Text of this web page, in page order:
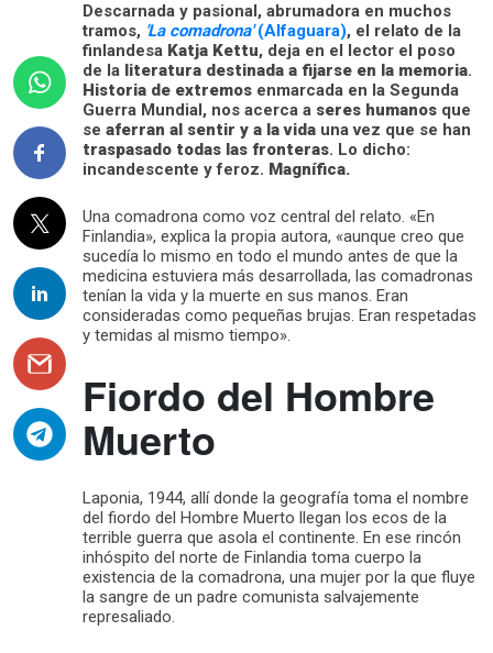
Descarnada y pasional, abrumadora en muchos
tramos, 'La comadrona'(Alfaguara), el relato de la
finlandesa Katja Kettu, deja en el lector el poso
de la literatura destinada a fijarse en la memoria.
Historia de extremos enmarcada en la Segunda
Guerra Mundial, nos acerca a seres humanos que
se aferran al sentir y a la vida una vez que se han
traspasado todas las fronteras. Lo dicho:
incandescente y feroz. Magnífica.
Una comadrona como voz central del relato. «En
Finlandia», explica la propia autora, «aunque creo que
sucedía lo mismo en todo el mundo antes de que la
medicina estuviera más desarrollada, las comadronas
tenían la vida y la muerte en sus manos. Eran
consideradas como pequeñas brujas. Eran respetadas
y temidas al mismo tiempo».
Fiordo del Hombre
Muerto
Laponia, 1944, allí donde la geografía toma el nombre
del fiordo del Hombre Muerto llegan los ecos de la
terrible guerra que asola el continente. En ese rincón
inhóspito del norte de Finlandia toma cuerpo la
existencia de la comadrona, una mujer por la que fluye
la sangre de un padre comunista salvajemente
represaliado.